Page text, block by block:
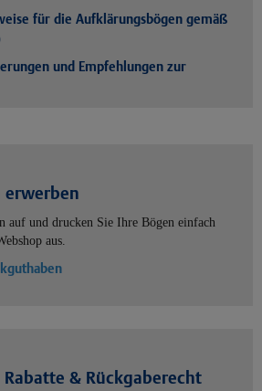
für die Aufklärungsbögen gemäß
und Empfehlungen zur
erwerben
auf und drucken Sie Ihre Bögen einfach
aus.
& Rückgaberecht